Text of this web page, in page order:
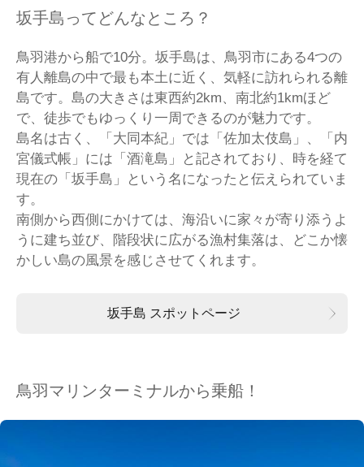
坂手島ってどんなところ？
鳥羽港から船で10分。坂手島は、鳥羽市にある4つの
有人離島の中で最も本土に近く、気軽に訪れられる離
島です。島の大きさは東西約2km、南北約1kmほど
で、徒歩でもゆっくり一周できるのが魅力です。
島名は古く、「大同本紀」では「佐加太伎島」、「内
宮儀式帳」には「酒滝島」と記されており、時を経て
現在の「坂手島」という名になったと伝えられていま
す。
南側から西側にかけては、海沿いに家々が寄り添うよ
うに建ち並び、階段状に広がる漁村集落は、どこか懐
かしい島の風景を感じさせてくれます。
坂手島 スポットページ
鳥羽マリンターミナルから乗船！